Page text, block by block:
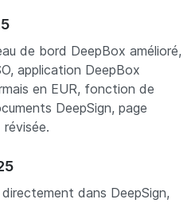
de bord DeepBox amélioré,
application DeepBox
en EUR, fonction de
DeepSign, page
directement dans DeepSign,